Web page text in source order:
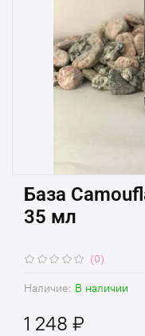
(0)
Наличие: В наличии
База
35 мл
1 248 ₽